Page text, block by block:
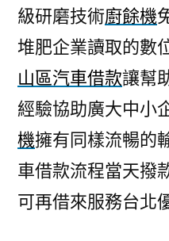
級研磨技術廚餘機
堆肥企業讀取的數
山區汽車借款讓幫
經驗協助廣大中小
機擁有同樣流暢的
車借款流程當天撥
可再借來服務台北